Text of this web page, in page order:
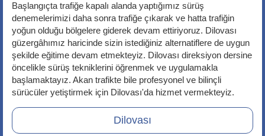
Başlangıçta trafiğe kapalı alanda yaptığımız sürüş
denemelerimizi daha sonra trafiğe çıkarak ve hatta trafiğin
yoğun olduğu bölgelere giderek devam ettiriyoruz. Dilovası
güzergâhımız haricinde sizin istediğiniz alternatiflere de uygun
şekilde eğitime devam etmekteyiz. Dilovası direksiyon dersine
öncelikle sürüş tekniklerini öğrenmek ve uygulamakla
başlamaktayız. Akan trafikte bile profesyonel ve bilinçli
sürücüler yetiştirmek için Dilovası'da hizmet vermekteyiz.
Dilovası